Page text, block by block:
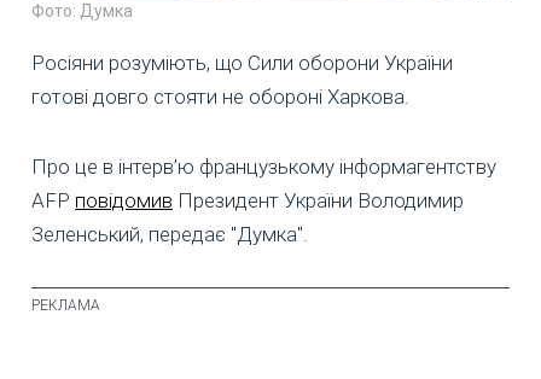
Фото: Думка
Росіяни розуміють, що Сили оборони України
готові довго стояти не обороні Харкова.
Про це в інтерв’ю французькому інформагентству
AFP повідомив Президент України Володимир
Зеленський, передає "Думка".